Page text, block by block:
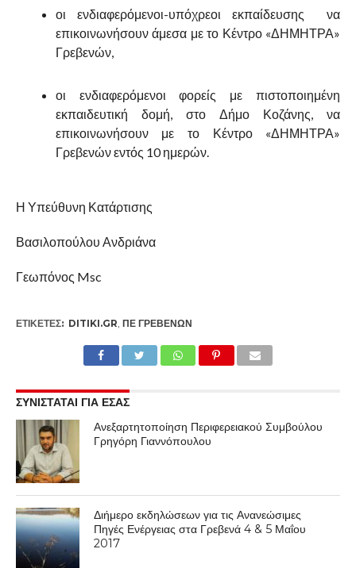
οι ενδιαφερόμενοι-υπόχρεοι εκπαίδευσης να
επικοινωνήσουν άμεσα με το Κέντρο «ΔΗΜΗΤΡΑ»
Γρεβενών,
οι ενδιαφερόμενοι φορείς με πιστοποιημένη
εκπαιδευτική δομή, στο Δήμο Κοζάνης, να
επικοινωνήσουν με το Κέντρο «ΔΗΜΗΤΡΑ»
Γρεβενών εντός 10 ημερών.
Η Υπεύθυνη Κατάρτισης
Βασιλοπούλου Ανδριάνα
Γεωπόνος Msc
ΕΤΙΚΕΤΕΣ: DITIKI.GR, ΠΕ ΓΡΕΒΕΝΏΝ
ΣΥΝΙΣΤΑΤΑΙ ΓΙΑ ΕΣΑΣ
Ανεξαρτητοποίηση Περιφερειακού Συμβούλου
Γρηγόρη Γιαννόπουλου
Διήμερο εκδηλώσεων για τις Ανανεώσιμες
Πηγές Ενέργειας στα Γρεβενά 4 & 5 Μαΐου
2017